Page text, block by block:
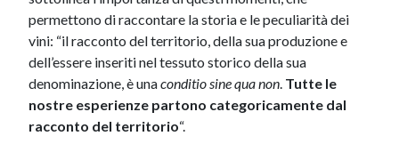
permettono di raccontare la storia e le peculiarità dei
vini: “il racconto del territorio, della sua produzione e
dell’essere inseriti nel tessuto storico della sua
denominazione, è unaconditio sine qua non. Tutte le
nostre esperienze partono categoricamente dal
racconto del territorio“.